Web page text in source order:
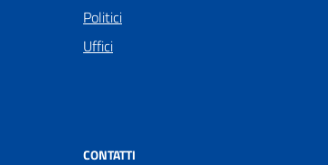
Politici
Uffici
CONTATTI